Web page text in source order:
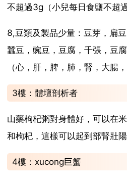
不超過3g（小兒每日食鹽不超
8,豆類及製品少量：豆芽，扁
蠶豆，豌豆，豆腐，千張，豆
（心，肝，脾，肺，腎，大腸
3樓：體壇剖析者
山藥枸杞粥對身體好，可以在
和枸杞，這樣可以起到部腎壯陽
4樓：xucong巨蟹